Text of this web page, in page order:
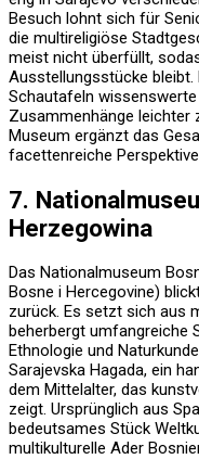
Besuch lohnt sich für
die multireligiöse
meist nicht überfüllt,
Ausstellungsstücke bleibt.
Schautafeln
Zusammenhänge leichter
Museum ergänzt das
facettenreiche
7.
Herzegowina
Das Nationalmuseum
Bosne i Hercegovine)
zurück. Es setzt sich aus
beherbergt umfangreiche
Ethnologie und
Sarajevska Hagada, ein
dem Mittelalter, das
zeigt. Ursprünglich aus
bedeutsames Stück
multikulturelle Ader